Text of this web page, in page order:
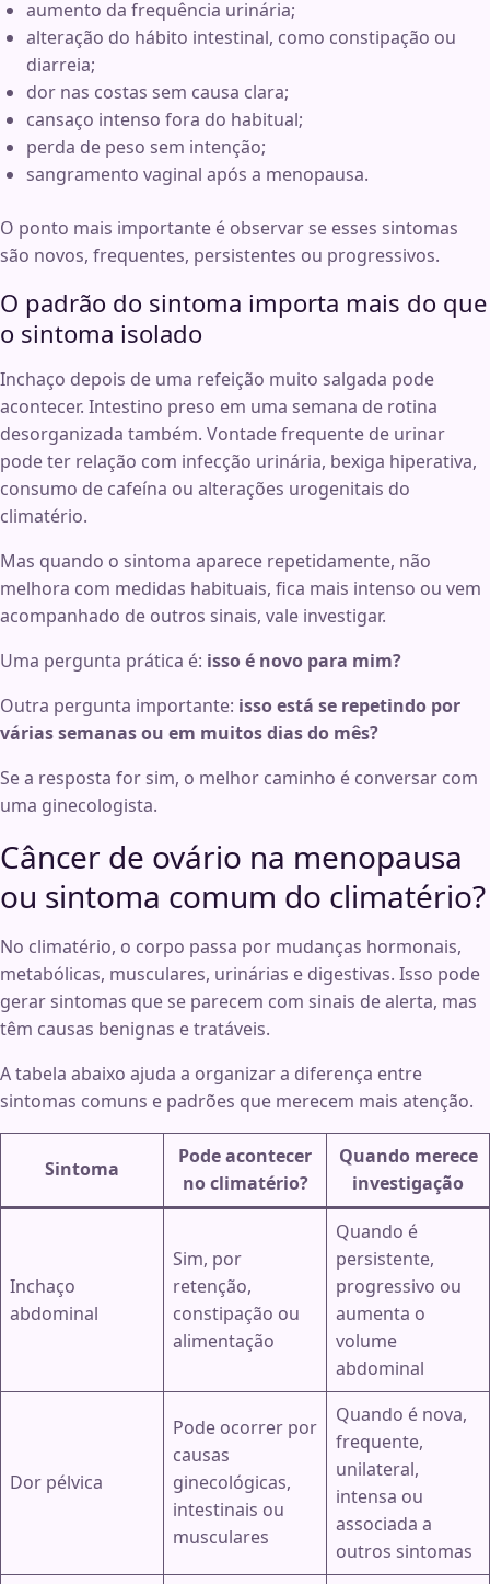
aumento da frequência urinária;
alteração do hábito intestinal, como constipação ou
diarreia;
dor nas costas sem causa clara;
cansaço intenso fora do habitual;
perda de peso sem intenção;
sangramento vaginal após a menopausa.
O ponto mais importante é observar se esses sintomas
são novos, frequentes, persistentes ou progressivos.
O padrão do sintoma importa mais do que
o sintoma isolado
Inchaço depois de uma refeição muito salgada pode
acontecer. Intestino preso em uma semana de rotina
desorganizada também. Vontade frequente de urinar
pode ter relação com infecção urinária, bexiga hiperativa,
consumo de cafeína ou alterações urogenitais do
climatério.
Mas quando o sintoma aparece repetidamente, não
melhora com medidas habituais, fica mais intenso ou vem
acompanhado de outros sinais, vale investigar.
Uma pergunta prática é: isso é novo para mim?
Outra pergunta importante: isso está se repetindo por
várias semanas ou em muitos dias do mês?
Se a resposta for sim, o melhor caminho é conversar com
uma ginecologista.
Câncer de ovário na menopausa
ou sintoma comum do climatério?
No climatério, o corpo passa por mudanças hormonais,
metabólicas, musculares, urinárias e digestivas. Isso pode
gerar sintomas que se parecem com sinais de alerta, mas
têm causas benignas e tratáveis.
A tabela abaixo ajuda a organizar a diferença entre
sintomas comuns e padrões que merecem mais atenção.
Sintoma
Pode acontecer
no climatério?
Quando merece
investigação
Inchaço
abdominal
Sim, por
retenção,
constipação ou
alimentação
Quando é
persistente,
progressivo ou
aumenta o
volume
abdominal
Dor pélvica
Pode ocorrer por
causas
ginecológicas,
intestinais ou
musculares
Quando é nova,
frequente,
unilateral,
intensa ou
associada a
outros sintomas